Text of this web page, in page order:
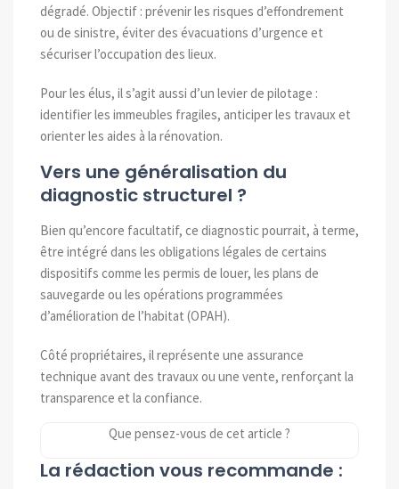
dégradé. Objectif : prévenir les risques d’effondrement
ou de sinistre, éviter des évacuations d’urgence et
sécuriser l’occupation des lieux.
Pour les élus, il s’agit aussi d’un levier de pilotage :
identifier les immeubles fragiles, anticiper les travaux et
orienter les aides à la rénovation.
Vers une généralisation du
diagnostic structurel ?
Bien qu’encore facultatif, ce diagnostic pourrait, à terme,
être intégré dans les obligations légales de certains
dispositifs comme les permis de louer, les plans de
sauvegarde ou les opérations programmées
d’amélioration de l’habitat (OPAH).
Côté propriétaires, il représente une assurance
technique avant des travaux ou une vente, renforçant la
transparence et la confiance.
Que pensez-vous de cet article ?
La rédaction vous recommande :